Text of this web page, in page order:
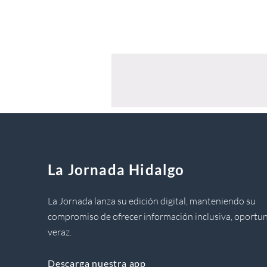
La Jornada Hidalgo
La Jornada lanza su edición digital, manteniendo su
compromiso de ofrecer información inclusiva,
veraz.
Descarga nuestra app